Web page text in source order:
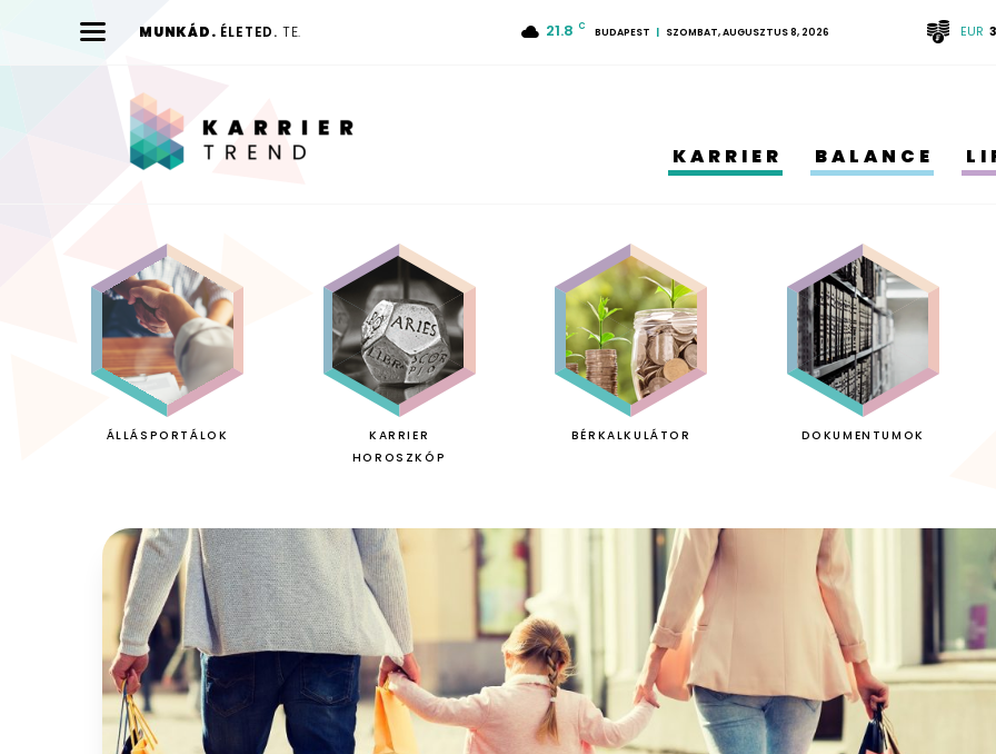
MUNKÁD. ÉLETED. TE. 21.8 C BUDAPEST SZOMBAT, AUGUSZTUS 8, 2026 EUR
KARRIER BALANCE
ÁLLÁSPORTÁLOK
KARRIER
HOROSZKÓP
BÉRKALKULÁTOR DOKUMENTUMOK